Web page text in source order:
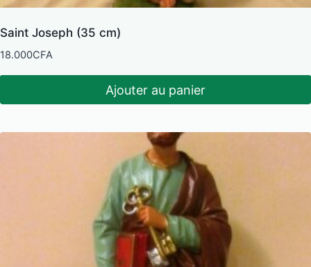
Saint Joseph (35 cm)
18.000CFA
Ajouter au panier